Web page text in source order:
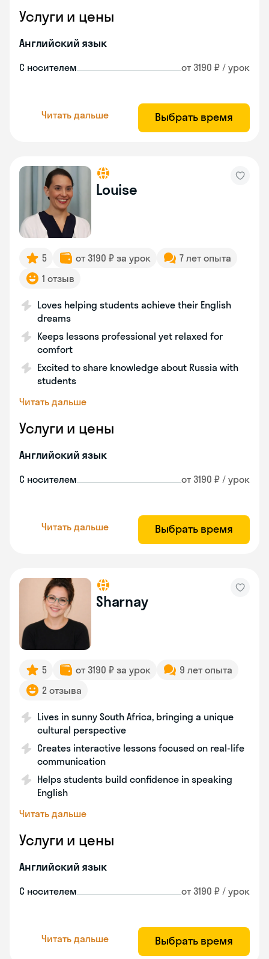
Услуги и цены
Английский язык
С носителем от 3190 ₽ / урок
Читать дальше Выбрать время
Louise
5 от 3190 ₽ за урок
7 лет опыта
1 отзыв
Loves helping students achieve their English
dreams
Keeps lessons professional yet relaxed for
comfort
Excited to share knowledge about Russia with
students
Читать дальше
Услуги и цены
Английский язык
С носителем от 3190 ₽ / урок
Читать дальше Выбрать время
Sharnay
5 от 3190 ₽ за урок
9 лет опыта
2 отзыва
Lives in sunny South Africa, bringing a unique
cultural perspective
Creates interactive lessons focused on real-life
communication
Helps students build confidence in speaking
English
Читать дальше
Услуги и цены
Английский язык
С носителем от 3190 ₽ / урок
Читать дальше Выбрать время